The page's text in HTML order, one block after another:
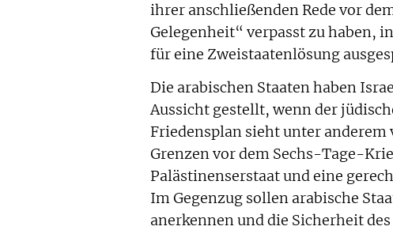
ihrer anschließenden Rede vor
Gelegenheit“ verpasst zu haben,
für eine Zweistaatenlösung
Die arabischen Staaten haben
Aussicht gestellt, wenn der
Friedensplan sieht unter anderem
Grenzen vor dem Sechs-Tage-
Palästinenserstaat und eine
Im Gegenzug sollen arabische
anerkennen und die Sicherheit